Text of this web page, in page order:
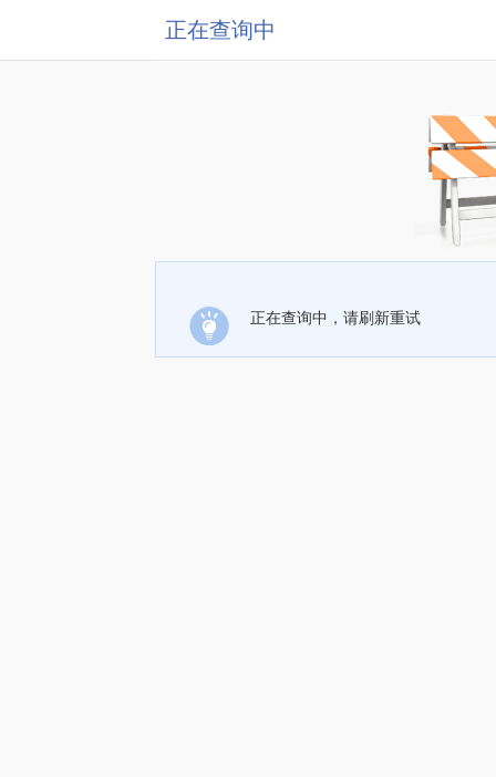
正在查询中
正在查询中，请刷新重试